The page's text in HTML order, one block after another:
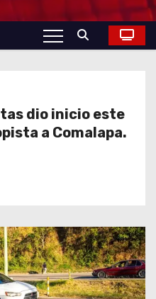
dio inicio este
a Comalapa.